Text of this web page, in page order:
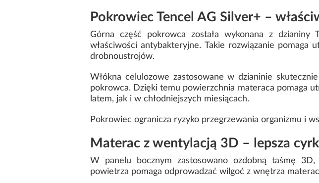
Pokrowiec Tencel AG Silver+ –
Górna część pokrowca została wykonana z
właściwości antybakteryjne. Takie rozwiązanie
drobnoustrojów.
Włókna celulozowe zastosowane w dzianinie
pokrowca. Dzięki temu powierzchnia materaca pomaga
latem, jak i w chłodniejszych miesiącach.
Pokrowiec ogranicza ryzyko przegrzewania organizmu i
Materac z wentylacją 3D – lepsza
W panelu bocznym zastosowano ozdobną taśmę
powietrza pomaga odprowadzać wilgoć z wnętrza